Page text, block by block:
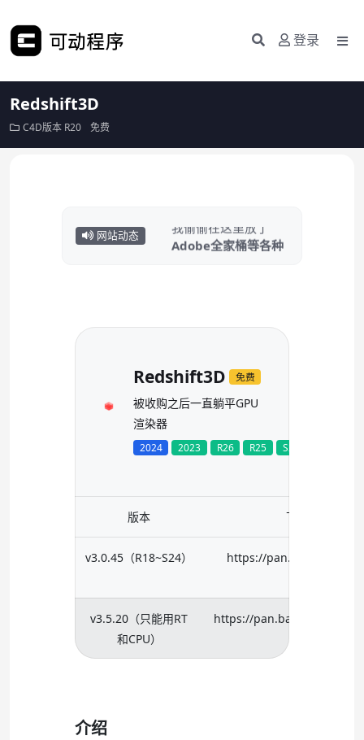
登录
Redshift3D
C4D版本 R20 免费
网站动态 点击白嫖
Redshift3D 免费
被收购之后一直躺平GPU
渲染器
2024 2023 R26 R25 S24
版本 下载链接
v3.0.45（R18~S24）
https://pan.baidu.com/s/
v3.5.20（只能用RT
和CPU）
https://pan.baidu.com/s/
介绍